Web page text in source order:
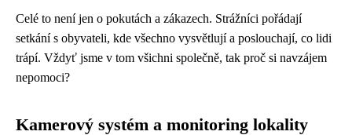
Celé to není jen o pokutách a zákazech. Strážníci pořádají
setkání s obyvateli, kde všechno vysvětlují a poslouchají, co lidi
trápí. Vždyť jsme v tom všichni společně, tak proč si navzájem
nepomoci?
Kamerový systém a monitoring lokality